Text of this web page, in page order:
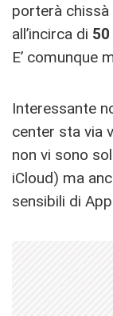
porterà chissà
all’incirca di
E’ comunque
Interessante
center sta via
non vi sono
iCloud) ma
sensibili di